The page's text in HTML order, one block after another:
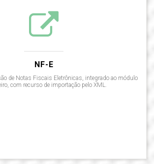
NF-E
de Notas Fiscais Eletrônicas, integrado ao módulo
com recurso de importação pelo XML.